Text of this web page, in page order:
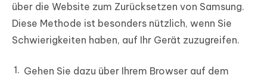
über die Website zum Zurücksetzen von Samsung.
Diese Methode ist besonders nützlich, wenn Sie
Schwierigkeiten haben, auf Ihr Gerät zuzugreifen.
Gehen Sie dazu über Ihrem Browser auf dem